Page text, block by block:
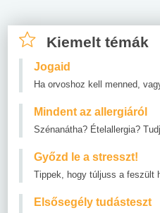
Kiemelt témák
Jogaid
Ha orvoshoz kell menned,
Mindent az allergiáról
Szénanátha? Ételallergia?
Győzd le a stresszt!
Tippek, hogy túljuss a feszült
Elsősegély tudásteszt